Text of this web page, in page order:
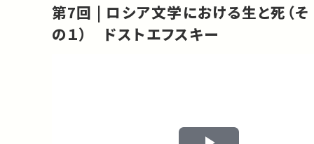
第7回 | ロシア文学における生と死（そ
の１） ドストエフスキー